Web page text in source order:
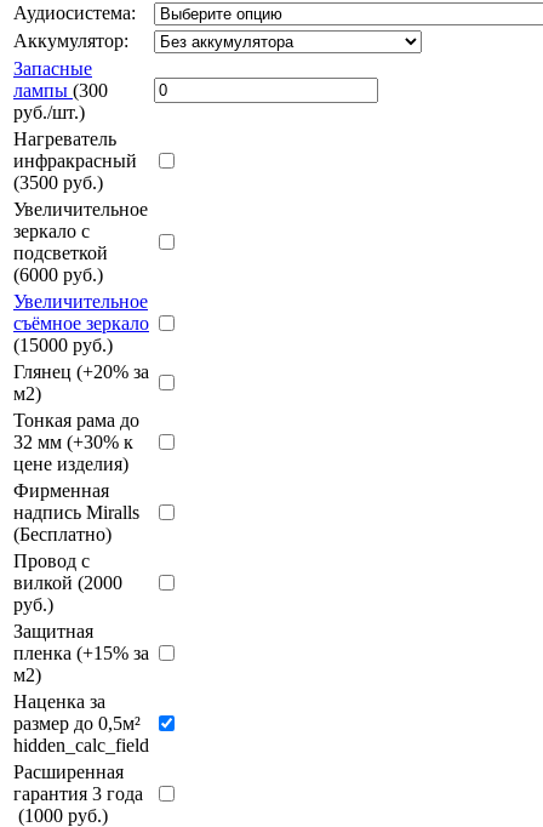
Аудиосистема:
Аккумулятор:
Запасные
лампы (300
руб./шт.)
Нагреватель
инфракрасный
(3500 руб.)
Увеличительное
зеркало с
подсветкой
(6000 руб.)
Увеличительное
съёмное зеркало
(15000 руб.)
Глянец (+20% за
м2)
Тонкая рама до
32 мм (+30% к
цене изделия)
Фирменная
надпись Miralls
(Бесплатно)
Провод с
вилкой (2000
руб.)
Защитная
пленка (+15% за
м2)
Наценка за
размер до 0,5м²
hidden_calc_field
Расширенная
гарантия 3 года
(1000 руб.)